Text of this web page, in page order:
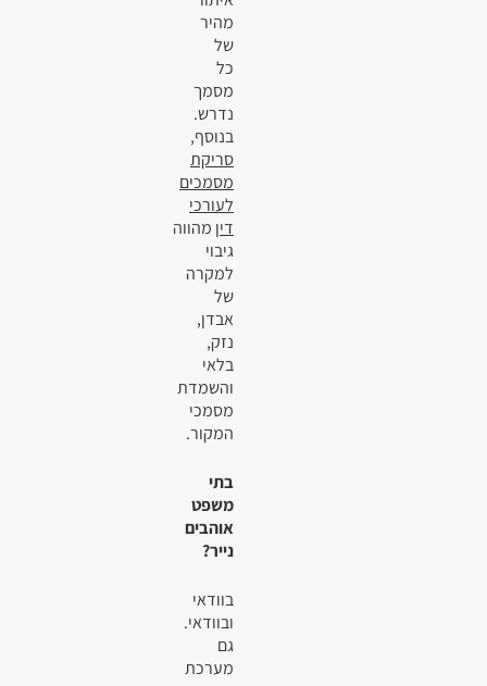
מהיר
של
כל
מסמך
נדרש.
בנוסף,
סריקת
מסמכים
לעורכי
דין מהווה
גיבוי
למקרה
של
אבדן,
נזק,
בלאי
והשמדת
מסמכי
המקור.
בתי
משפט
אוהבים
נייר?
בוודאי
ובוודאי.
גם
מערכת